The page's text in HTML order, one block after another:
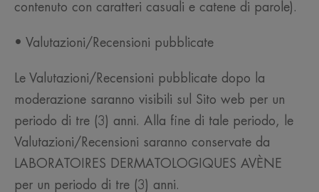
contenuto con caratteri casuali e catene di parole).
• Valutazioni/Recensioni pubblicate
Le Valutazioni/Recensioni pubblicate dopo la
moderazione saranno visibili sul Sito web per un
periodo di tre (3) anni. Alla fine di tale periodo, le
Valutazioni/Recensioni saranno conservate da
LABORATOIRES DERMATOLOGIQUES AVÈNE
per un periodo di tre (3) anni.